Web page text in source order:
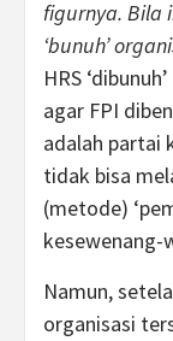
figurnya. Bila
‘bunuh’
HRS
agar FPI
adalah partai
tidak bisa
(metode)
kesewenang-
Namun,
organisasi